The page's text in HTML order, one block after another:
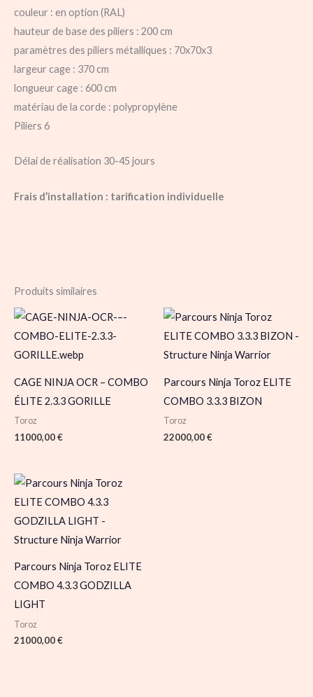
couleur : en option (RAL)
hauteur de base des piliers : 200 cm
paramètres des piliers métalliques : 70x70x3
largeur cage : 370 cm
longueur cage : 600 cm
matériau de la corde : polypropylène
Piliers 6
Délai de réalisation 30-45 jours
Frais d’installation : tarification individuelle
Produits similaires
CAGE NINJA OCR – COMBO
ÉLITE 2.3.3 GORILLE
Toroz
11000,00€
Parcours Ninja Toroz ELITE
COMBO 3.3.3 BIZON
Toroz
22000,00€
Parcours Ninja Toroz ELITE
COMBO 4.3.3 GODZILLA
LIGHT
Toroz
21000,00€